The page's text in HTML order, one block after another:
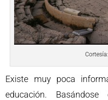
Existe muy poca
educación.